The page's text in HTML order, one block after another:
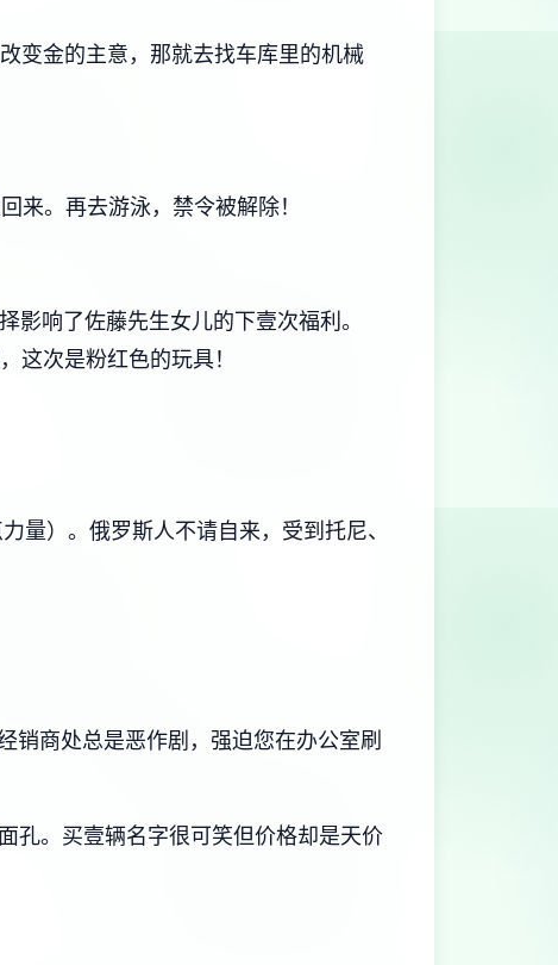
变金的主意，那就去找车库里的机械
来。再去游泳，禁令被解除！
响了佐藤先生女儿的下壹次福利。
这次是粉红色的玩具！
量）。俄罗斯人不请自来，受到托尼、
商处总是恶作剧，强迫您在办公室刷
孔。买壹辆名字很可笑但价格却是天价